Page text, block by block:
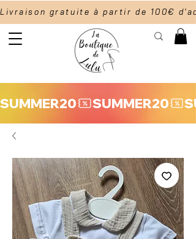
Livraison gratuite à partir de
SUMMER20